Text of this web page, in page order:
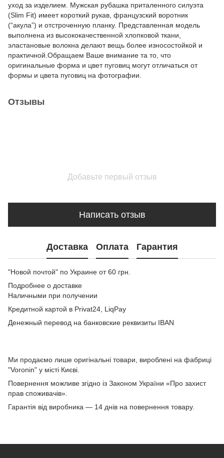
уход за изделием. Мужская рубашка приталенного силуэта
(Slim Fit) имеет короткий рукав, французский воротник
(“акула”) и отстроченную планку. Представленная модель
выполнена из высококачественной хлопковой ткани,
эластановые волокна делают вещь более износостойкой и
практичной.Обращаем Ваше внимание та то, что
оригинальные форма и цвет пуговиц могут отличаться от
формы и цвета пуговиц на фотографии.
Отзывы
Добавьте первый отзыв
Написать отзыв
Доставка Оплата Гарантия
"Новой почтой" по Украине от 60 грн.
Подробнее о доставке
Наличными при получении
Кредитной картой в Privat24, LiqPay
Денежный перевод на банковские реквизиты IBAN
Ми продаємо лише оригінальні товари, вироблені на фабриці
"Voronin" у місті Києві.
Повернення можливе згідно із Законом України «Про захист
прав споживачів».
Гарантія від виробника — 14 днів на повернення товару.